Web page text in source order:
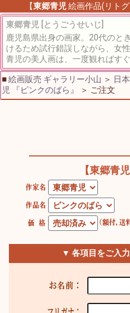
【東郷青児絵画作品(リトグ
東郷青児 [とうごうせいじ]
鹿児島県出身の画家。20代のと
けるため試行錯誤しながら、女
青児の美人画は、一度観ればす
■絵画販売 ギャラリー小山 ＞ 日
児 『ピンクのばら』
＞ ご注文
【東郷青児
▼ 各項目をご入